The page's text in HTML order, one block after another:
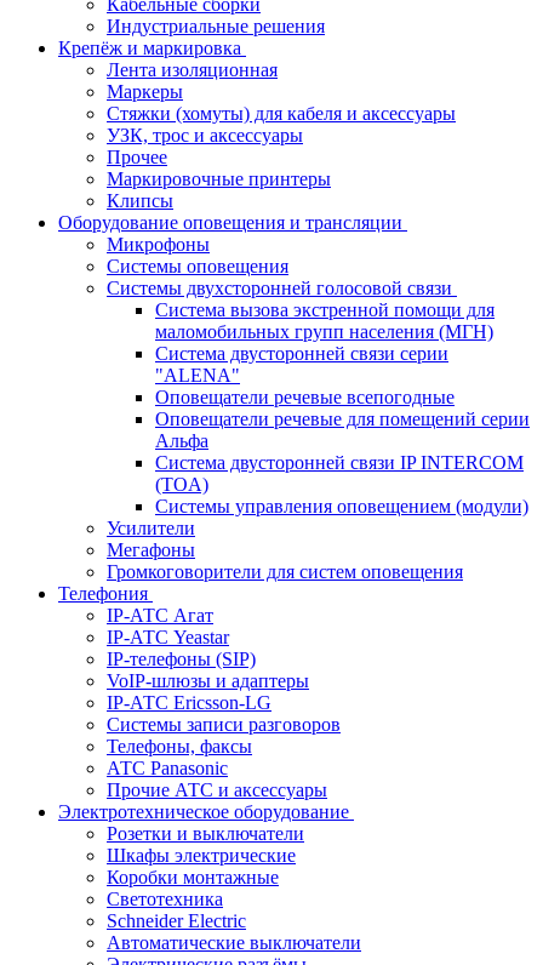
Кабельные сборки
Индустриальные решения
Крепёж и маркировка
Лента изоляционная
Маркеры
Стяжки (хомуты) для кабеля и аксессуары
УЗК, трос и аксессуары
Прочее
Маркировочные принтеры
Клипсы
Оборудование оповещения и трансляции
Микрофоны
Системы оповещения
Системы двухсторонней голосовой связи
Система вызова экстренной помощи для
маломобильных групп населения (МГН)
Система двусторонней связи серии
"ALENA"
Оповещатели речевые всепогодные
Оповещатели речевые для помещений серии
Альфа
Система двусторонней связи IP INTERCOM
(TOA)
Системы управления оповещением (модули)
Усилители
Мегафоны
Громкоговорители для систем оповещения
Телефония
IP-АТС Агат
IP-АТС Yeastar
IP-телефоны (SIP)
VoIP-шлюзы и адаптеры
IP-АТС Ericsson-LG
Системы записи разговоров
Телефоны, факсы
АТС Panasonic
Прочие АТС и аксессуары
Электротехническое оборудование
Розетки и выключатели
Шкафы электрические
Коробки монтажные
Светотехника
Schneider Electric
Автоматические выключатели